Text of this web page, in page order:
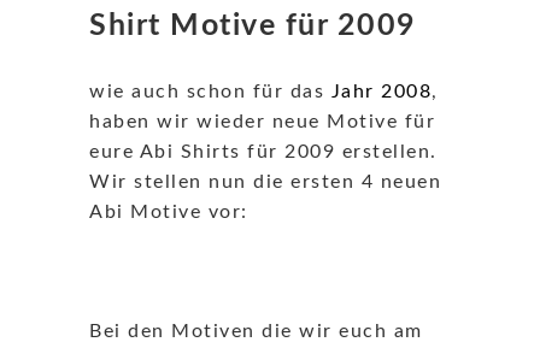
Shirt Motive für 2009
wie auch schon für das Jahr 2008,
haben wir wieder neue Motive für
eure Abi Shirts für 2009 erstellen.
Wir stellen nun die ersten 4 neuen
Abi Motive vor:
Bei den Motiven die wir euch am